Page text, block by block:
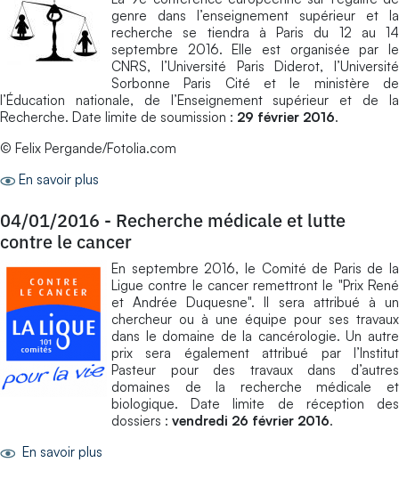
genre dans l’enseignement supérieur et la
recherche se tiendra à Paris du 12 au 14
septembre 2016. Elle est organisée par le
CNRS, l’Université Paris Diderot, l’Université
Sorbonne Paris Cité et le ministère de
l’Éducation nationale, de l’Enseignement supérieur et de la
Recherche. Date limite de soumission : 29 février 2016.
© Felix Pergande/Fotolia.com
En savoir plus
04/01/2016 - Recherche médicale et lutte
contre le cancer
En septembre 2016, le Comité de Paris de la
Ligue contre le cancer remettront le "Prix René
et Andrée Duquesne". Il sera attribué à un
chercheur ou à une équipe pour ses travaux
dans le domaine de la cancérologie. Un autre
prix sera également attribué par l’Institut
Pasteur pour des travaux dans d’autres
domaines de la recherche médicale et
biologique. Date limite de réception des
dossiers : vendredi 26 février 2016.
En savoir plus